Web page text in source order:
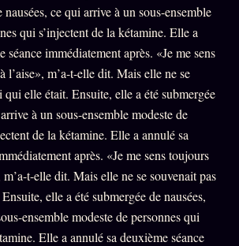
nausées, ce qui arrive à un sous-ensemble
qui s’injectent de la kétamine. Elle a
séance immédiatement après. «Je me sens
l’aise», m’a-t-elle dit. Mais elle ne se
qui elle était. Ensuite, elle a été submergée
à un sous-ensemble modeste de
de la kétamine. Elle a annulé sa
après. «Je me sens toujours
m’a-t-elle dit. Mais elle ne se souvenait pas
elle a été submergée de nausées,
ensemble modeste de personnes qui
Elle a annulé sa deuxième séance